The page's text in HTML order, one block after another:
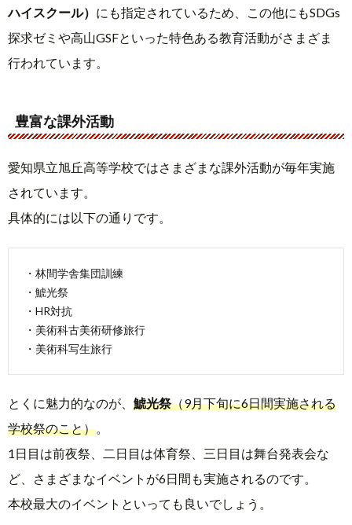
ハイスクール） にも指定されているため、この他にもSDGs
探求ゼミや高山GSFといった特色ある教育活動がさまざま
行われています。
豊富な課外活動
愛知県立旭丘高等学校ではさまざまな課外活動が毎年実施
されています。
具体的には以下の通りです。
・林間学舎集団訓練
・鯱光祭
・HR対抗
・美術科古美術研修旅行
・美術科写生旅行
とくに魅力的なのが、 鯱光祭（9月下旬に6日間実施される
学校祭のこと）。
1日目は前夜祭、二日目は体育祭、三日目は舞台発表会な
ど、さまざまなイベントが6日間も実施されるのです。
本校最大のイベントといっても良いでしょう。